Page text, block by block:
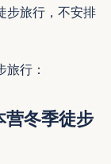
步旅行，不安排
行：
营冬季徒步